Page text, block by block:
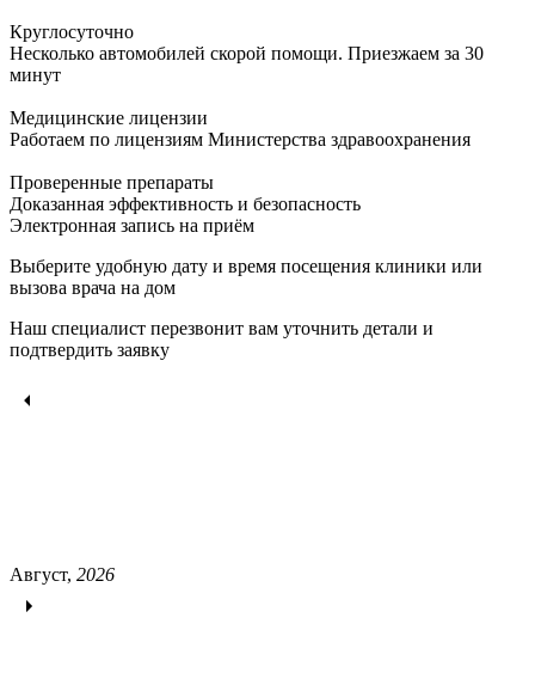
Круглосуточно
Несколько автомобилей скорой помощи. Приезжаем за 30
минут
Медицинские лицензии
Работаем по лицензиям Министерства здравоохранения
Проверенные препараты
Доказанная эффективность и безопасность
Электронная запись на приём
Выберите удобную дату и время посещения клиники или
вызова врача на дом
Наш специалист перезвонит вам уточнить детали и
подтвердить заявку
Август, 2026